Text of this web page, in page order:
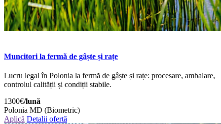
Muncitori la fermă de gâște și rațe
Lucru legal în Polonia la fermă de gâște și rațe: procesare, ambalare,
controlul calității și condiții stabile.
1300€/lună
Polonia MD (Biometric)
Aplică Detalii ofertă